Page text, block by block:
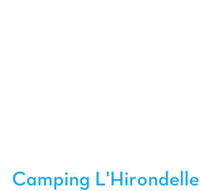
Camping L'Hirondelle